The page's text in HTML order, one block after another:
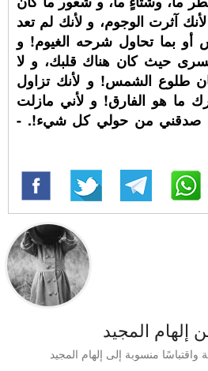
آثرت الوجوم، و لأنك لم تعد
أو بما تحاول شرحه الغيوم! و
حيث كان هناك قلبك، و لا
طلوع الشمس! و لأنك تزاول
ما هو الفارق! و لأني مازلت
صدقني من حولي كل شيء!. -
إلهام المجيد